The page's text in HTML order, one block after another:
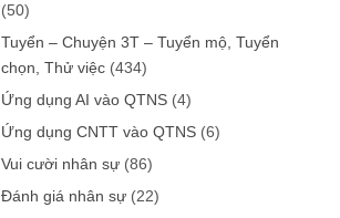
(50)
Tuyển – Chuyện 3T – Tuyển mộ, Tuyển
chọn, Thử việc (434)
Ứng dụng AI vào QTNS (4)
Ứng dụng CNTT vào QTNS (6)
Vui cười nhân sự (86)
Đánh giá nhân sự (22)